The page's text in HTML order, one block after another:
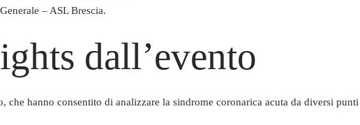
– ASL Brescia.
dall’evento
che hanno consentito di analizzare la sindrome coronarica acuta da diversi punti